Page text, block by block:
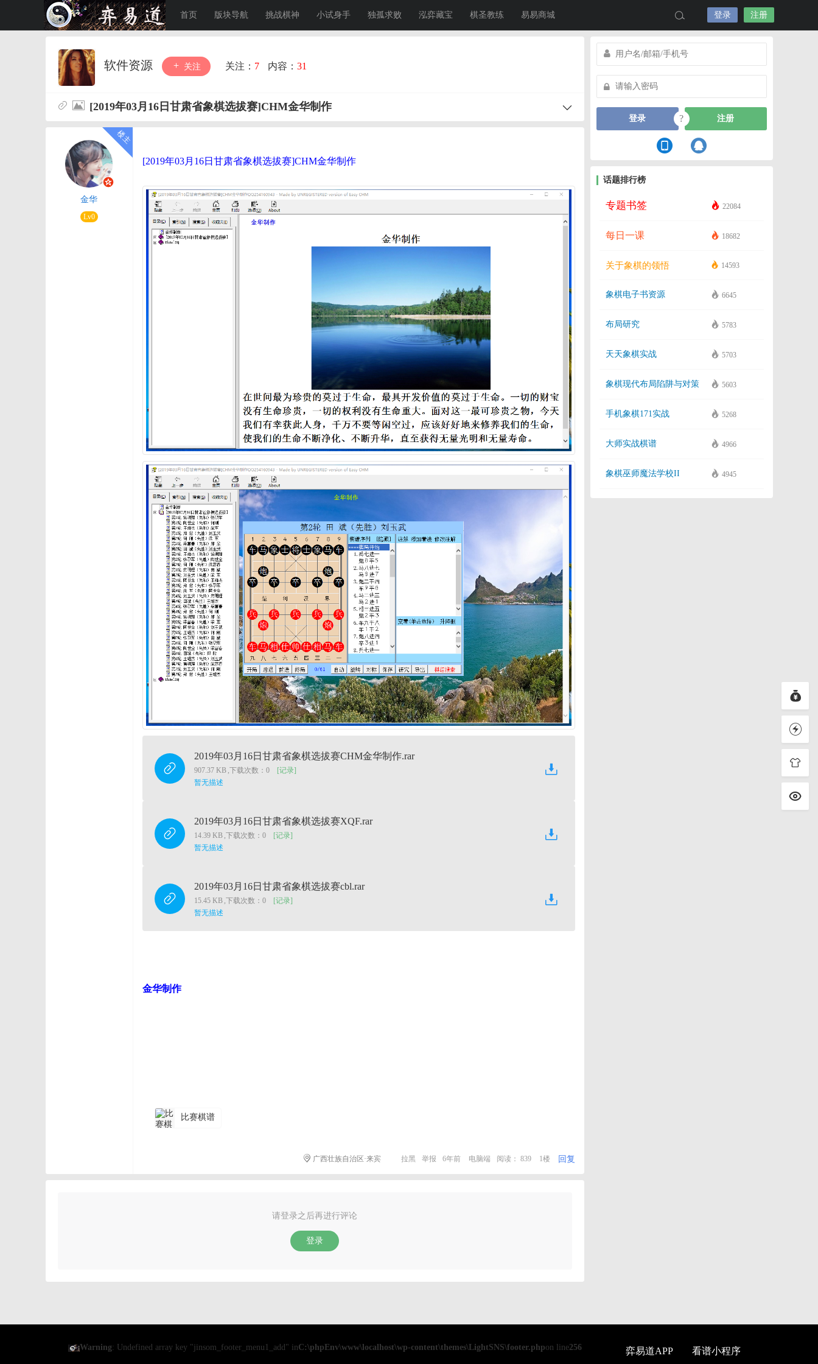
首页 版块导航 挑战棋神 小试身手 独孤求败 泓弈藏宝 棋圣教练 易易商城 登录 注册
软件资源 关注 关注： 7 内容： 31
[2019年03月16日甘肃省象棋选拔赛]CHM金华制作
金华
Lv0
[2019年03月16日甘肃省象棋选拔赛]CHM金华制作
2019年03月16日甘肃省象棋选拔赛CHM金华制作.rar
907.37 KB ,下载次数：0
[记录]
暂无描述
2019年03月16日甘肃省象棋选拔赛XQF.rar
14.39 KB ,下载次数：0
[记录]
暂无描述
2019年03月16日甘肃省象棋选拔赛cbl.rar
15.45 KB ,下载次数：0
[记录]
暂无描述
金华制作
比赛棋谱
广西壮族自治区·来宾 拉黑 举报 6年前 电脑端 阅读： 839 1楼 回复
请登录之后再进行评论
登录
登录 ? 注册
话题排行榜
专题书签 22084
每日一课 18682
关于象棋的领悟 14593
象棋电子书资源 6645
布局研究 5783
天天象棋实战 5703
象棋现代布局陷阱与对策 5603
手机象棋171实战 5268
大师实战棋谱 4966
象棋巫师魔法学校II 4945
Warning: Undefined array key "jinsom_footer_menu1_add" inC:\phpEnv\www\localhost\wp-content\themes\LightSNS\footer.phpon line256 弈易道APP 看谱小程序